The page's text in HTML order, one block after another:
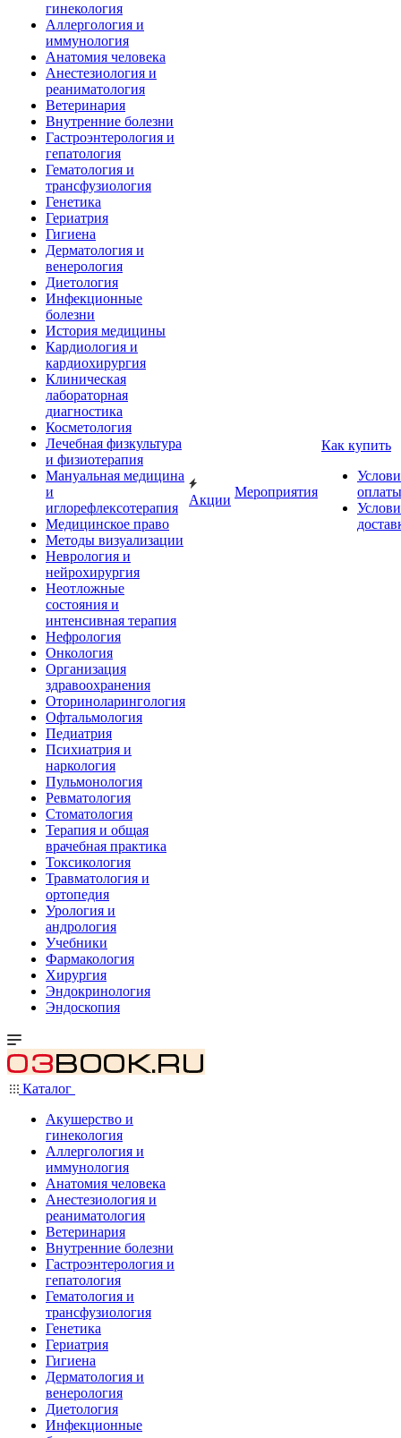
гинекология
Аллергология и
иммунология
Анатомия человека
Анестезиология и
реаниматология
Ветеринария
Внутренние болезни
Гастроэнтерология и
гепатология
Гематология и
трансфузиология
Генетика
Гериатрия
Гигиена
Дерматология и
венерология
Диетология
Инфекционные
болезни
История медицины
Кардиология и
кардиохирургия
Клиническая
лабораторная
диагностика
Косметология
Лечебная физкультура
и физиотерапия
Мануальная медицина
и
иглорефлексотерапия
Медицинское право
Методы визуализации
Неврология и
нейрохирургия
Неотложные
состояния и
интенсивная терапия
Нефрология
Онкология
Организация
здравоохранения
Оториноларингология
Офтальмология
Педиатрия
Психиатрия и
наркология
Пульмонология
Ревматология
Стоматология
Терапия и общая
врачебная практика
Токсикология
Травматология и
ортопедия
Урология и
андрология
Учебники
Фармакология
Хирургия
Эндокринология
Эндоскопия
Акции
Мероприятия
Как купить
оплаты
Каталог
Акушерство и
гинекология
Аллергология и
иммунология
Анатомия человека
Анестезиология и
реаниматология
Ветеринария
Внутренние болезни
Гастроэнтерология и
гепатология
Гематология и
трансфузиология
Генетика
Гериатрия
Гигиена
Дерматология и
венерология
Диетология
Инфекционные